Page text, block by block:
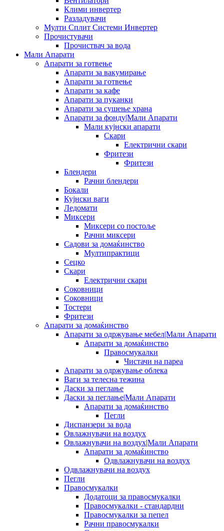
Клими инвертер
Разладувачи
Мулти Сплит Системи Инвертер
Прочистувачи
Прочиствач за вода
Мали Апарати
Апарати за готвење
Апарати за вакумирање
Апарати за готвење
Апарати за кафе
Апарати за пуканки
Апарати за сушење храна
Апарати за фонду|Мали Апарати
Мали кујнски апарати
Скари
Електрични скари
Фритези
Фритези
Блендери
Рачни блендери
Бокали
Кујнски ваги
Ледомати
Миксери
Миксери со постоље
Рачни миксери
Садови за домаќинство
Мултипрактици
Сецко
Скари
Електрични скари
Соковници
Соковници
Тостери
Фритези
Апарати за домаќинство
Апарати за одржување мебел|Мали Апарати
Апарати за домаќинство
Правосмукалки
Чистачи на пареа
Апарати за одржување облека
Ваги за телесна тежина
Даски за пеглање
Даски за пеглање|Мали Апарати
Апарати за домаќинство
Пегли
Диспанзери за вода
Овлажнувачи на воздух
Овлажнувачи на воздух|Мали Апарати
Апарати за домаќинство
Одвлажнувачи на воздух
Одвлажнувачи на воздух
Пегли
Правосмукалки
Додатоци за правосмукалки
Правосмукалки - стандардни
Правосмукалки за пепел
Рачни правосмукалки